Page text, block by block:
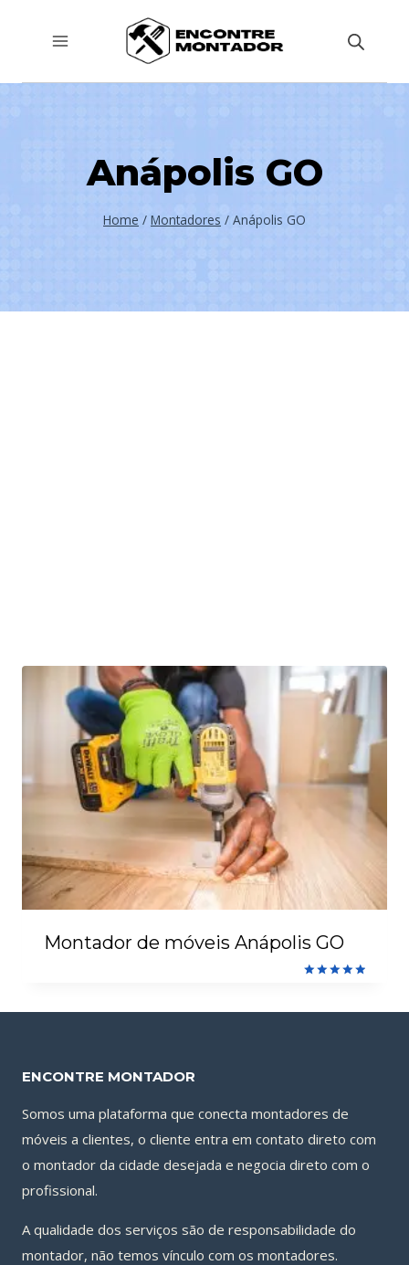
Anápolis GO
Home / Montadores / Anápolis GO
Montador de móveis Anápolis GO
de 5
ENCONTRE MONTADOR
Somos uma plataforma que conecta montadores de
móveis a clientes, o cliente entra em contato direto com
o montador da cidade desejada e negocia direto com o
profissional.
A qualidade dos serviços são de responsabilidade do
montador, não temos vínculo com os montadores.